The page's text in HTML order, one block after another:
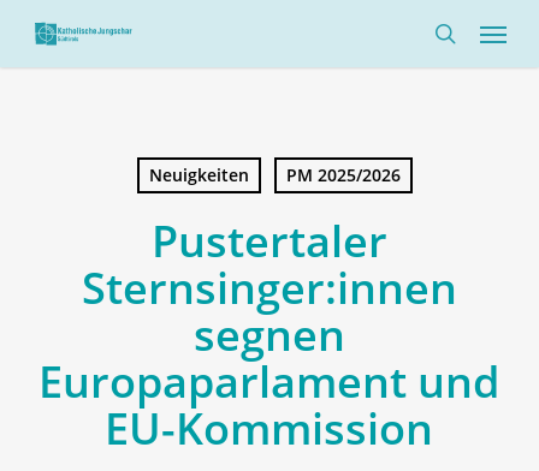
main
Menü
Neuigkeiten PM 2025/2026
Pustertaler
Sternsinger:innen
segnen
Europaparlament und
EU-Kommission